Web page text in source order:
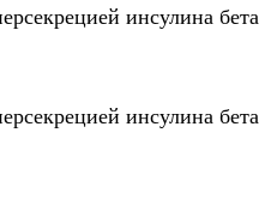
инсулина
инсулина